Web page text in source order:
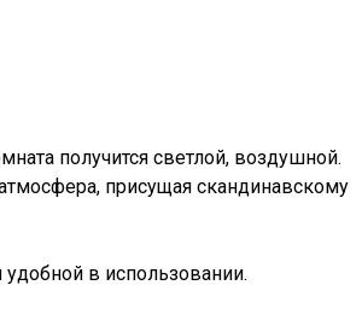
получится светлой, воздушной.
присущая скандинавскому
в использовании.